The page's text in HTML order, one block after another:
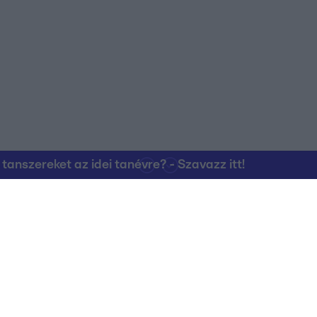
az idei tanévre? - Szavazz itt!